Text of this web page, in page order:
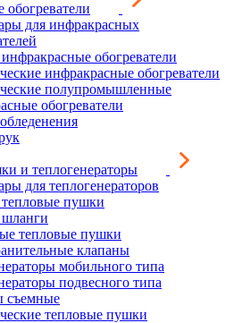
для инфракрасных
обогреватели
инфракрасные обогреватели
полупромышленные
обогреватели
и теплогенераторы
для теплогенераторов
тепловые пушки
шланги
тепловые пушки
клапаны
мобильного типа
подвесного типа
съемные
тепловые пушки